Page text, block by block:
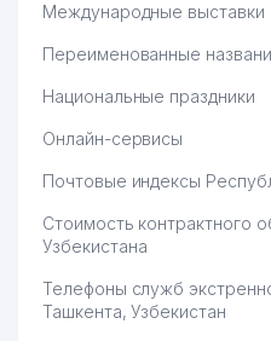
Международные выставки
Переименованные
Национальные праздники
Онлайн-сервисы
Почтовые индексы
Стоимость контрактного
Узбекистана
Телефоны служб
Ташкента, Узбекистан